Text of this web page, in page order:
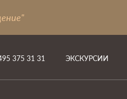
375 31 31 ЭКСКУРСИИ